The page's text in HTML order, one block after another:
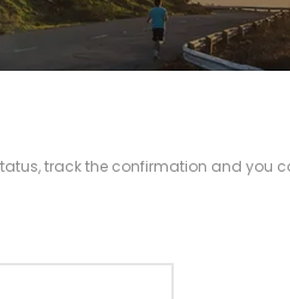
track the confirmation and you